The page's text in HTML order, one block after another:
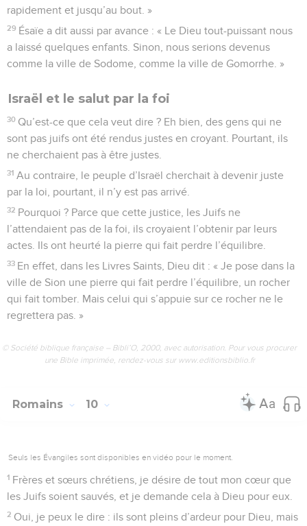
rapidement et jusqu’au bout. »
29 Ésaïe a dit aussi par avance : « Le Dieu tout-puissant nous
a laissé quelques enfants. Sinon, nous serions devenus
comme la ville de Sodome, comme la ville de Gomorrhe. »
Israël et le salut par la foi
30 Qu’est-ce que cela veut dire ? Eh bien, des gens qui ne
sont pas juifs ont été rendus justes en croyant. Pourtant, ils
ne cherchaient pas à être justes.
31 Au contraire, le peuple d’Israël cherchait à devenir juste
par la loi, pourtant, il n’y est pas arrivé.
32 Pourquoi ? Parce que cette justice, les Juifs ne
l’attendaient pas de la foi, ils croyaient l’obtenir par leurs
actes. Ils ont heurté la pierre qui fait perdre l’équilibre.
33 En effet, dans les Livres Saints, Dieu dit : « Je pose dans la
ville de Sion une pierre qui fait perdre l’équilibre, un rocher
qui fait tomber. Mais celui qui s’appuie sur ce rocher ne le
regrettera pas. »
© Société biblique française – Bibli’O, 2000, avec autorisation. Pour vous procurer
une Bible imprimée, rendez-vous sur www.editionsbiblio.fr
Romains 10
Seuls les Évangiles sont disponibles en vidéo pour le moment.
1 Frères et sœurs chrétiens, je désire de tout mon cœur que
les Juifs soient sauvés, et je demande cela à Dieu pour eux.
2 Oui, je peux le dire : ils sont pleins d’ardeur pour Dieu, mais